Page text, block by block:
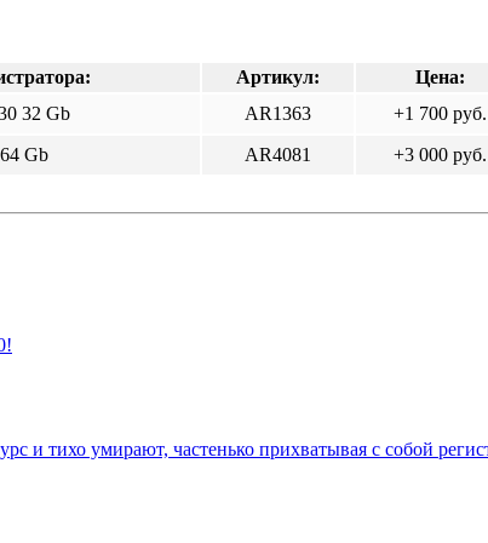
Артикул: Цена:
32 Gb
AR1363 +1 700 руб.
Gb AR4081 +3 000 руб.
и тихо умирают, частенько прихватывая с собой